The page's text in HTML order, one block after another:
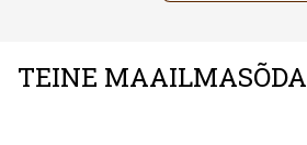
TEINE MAAILMASÕDA